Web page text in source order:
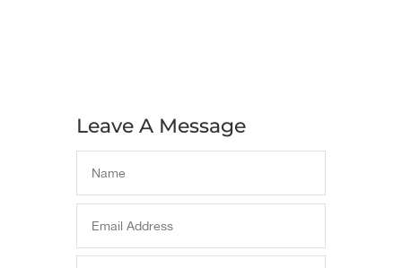
Leave A Message